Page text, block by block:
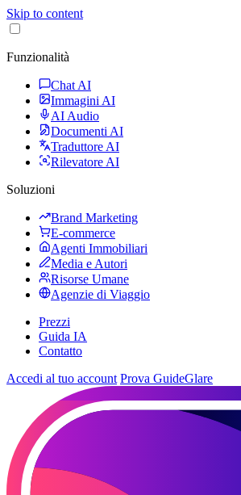
Skip to content
Funzionalità
Chat AI
Immagini AI
AI Audio
Documenti AI
Traduttore AI
Rilevatore AI
Soluzioni
Brand Marketing
E-commerce
Agenti Immobiliari
Media e Autori
Risorse Umane
Agenzie di Viaggio
Prezzi
Guida IA
Contatto
Accedi al tuo account Prova GuideGlare